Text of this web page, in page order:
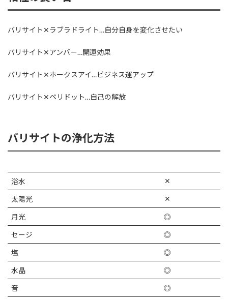
バリサイト✕ラブラドライト…自分自身を変化させたい
バリサイト✕アンバー…開運効果
バリサイト✕ホークスアイ…ビジネス運アップ
バリサイト✕ペリドット…自己の解放
バリサイトの浄化方法
浴水 ✕
太陽光 ✕
月光 ◎
セージ ◎
塩 ◎
水晶 ◎
音 ◎